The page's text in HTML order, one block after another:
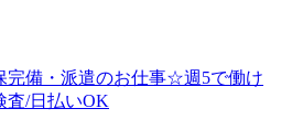
完備・派遣のお仕事☆週5で働け
査/日払いOK